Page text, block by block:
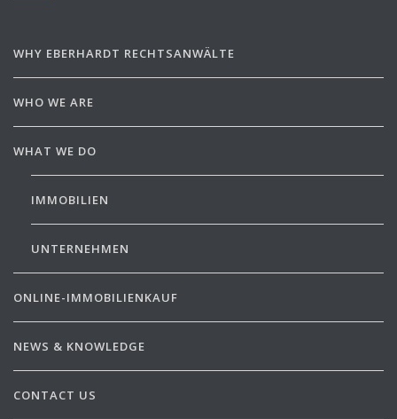
WHY EBERHARDT RECHTSANWÄLTE
WHO WE ARE
WHAT WE DO
IMMOBILIEN
UNTERNEHMEN
ONLINE-IMMOBILIENKAUF
NEWS & KNOWLEDGE
CONTACT US